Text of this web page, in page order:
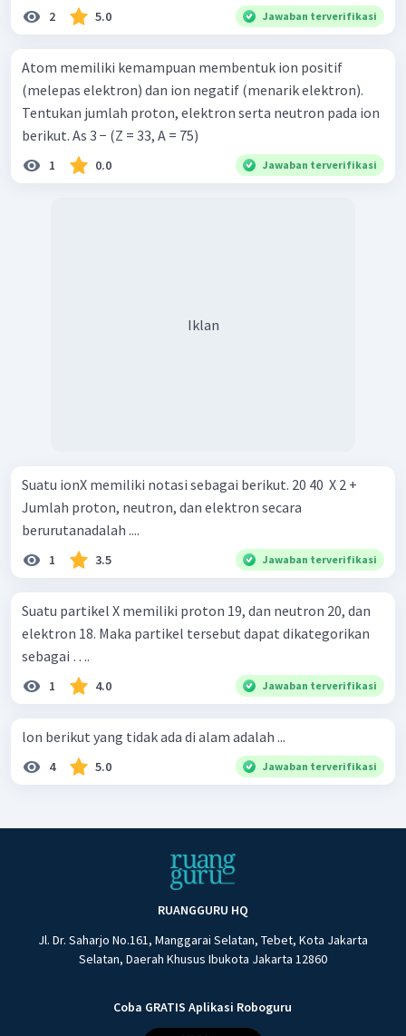
2 5.0 Jawaban terverifikasi
Atom memiliki kemampuan membentuk ion positif
(melepas elektron) dan ion negatif (menarik elektron).
Tentukan jumlah proton, elektron serta neutron pada ion
berikut. As 3 − (Z = 33, A = 75)
1 0.0 Jawaban terverifikasi
Iklan
Suatu ionX memiliki notasi sebagai berikut. 20 40 ​ X 2 +
Jumlah proton, neutron, dan elektron secara
berurutanadalah ....
1 3.5 Jawaban terverifikasi
Suatu partikel X memiliki proton 19, dan neutron 20, dan
elektron 18. Maka partikel tersebut dapat dikategorikan
sebagai ….
1 4.0 Jawaban terverifikasi
lon berikut yang tidak ada di alam adalah ...
4 5.0 Jawaban terverifikasi
RUANGGURU HQ
Jl. Dr. Saharjo No.161, Manggarai Selatan, Tebet, Kota Jakarta
Selatan, Daerah Khusus Ibukota Jakarta 12860
Coba GRATIS Aplikasi Roboguru